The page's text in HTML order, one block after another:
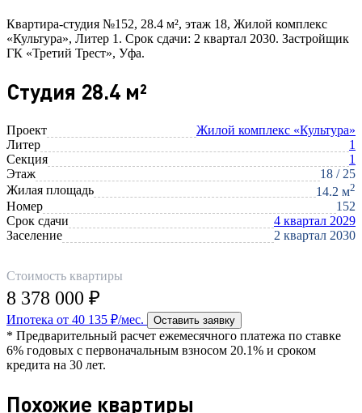
Квартира-студия №152, 28.4 м², этаж 18, Жилой комплекс
«Культура», Литер 1. Срок сдачи: 2 квартал 2030. Застройщик
ГК «Третий Трест», Уфа.
Студия 28.4 м²
Проект
Жилой комплекс «Культура»
Литер
1
Секция
1
Этаж
18 / 25
Жилая площадь
14.2 м2
Номер
152
Срок сдачи
4 квартал 2029
Заселение
2 квартал 2030
Стоимость квартиры
8 378 000 ₽
Ипотека от 40 135 ₽/мес. Оставить заявку
* Предварительный расчет ежемесячного платежа по ставке
6% годовых с первоначальным взносом 20.1% и сроком
кредита на 30 лет.
Похожие квартиры